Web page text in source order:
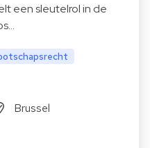
een sleutelrol in de
Brussel